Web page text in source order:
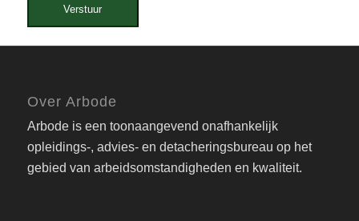
Verstuur
Over Arbode
Arbode is een toonaangevend onafhankelijk
opleidings-, advies- en detacheringsbureau op het
gebied van arbeidsomstandigheden en kwaliteit.